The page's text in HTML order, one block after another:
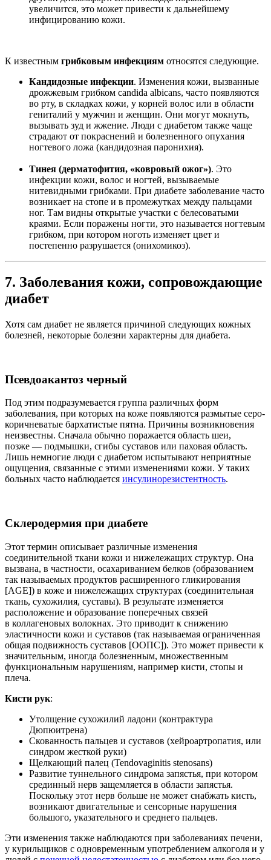
увеличится, это может привести к дальнейшему
инфицированию кожи.
К известным грибковым инфекциям относятся следующие.
Кандидозные инфекции. Изменения кожи, вызванные
дрожжевым грибком candida albicans, часто появляются
во рту, в складках кожи, у корней волос или в области
гениталий у мужчин и женщин. Они могут мокнуть,
вызывать зуд и жжение. Люди с диабетом также чаще
страдают от покраснений и болезненного опухания
ногтевого ложа (кандидозная паронихия).
Тинея (дерматофития, «ковровый ожог»). Это
инфекции кожи, волос и ногтей, вызываемые
нитевидными грибками. При диабете заболевание часто
возникает на стопе и в промежутках между пальцами
ног. Там видны открытые участки с белесоватыми
краями. Если поражены ногти, это называется ногтевым
грибком, при котором ноготь изменяет цвет и
постепенно разрушается (онихомикоз).
7. Заболевания кожи, сопровождающие
диабет
Хотя сам диабет не является причиной следующих кожных
болезней, некоторые болезни характерны для диабета.
Псевдоакантоз черный
Под этим подразумевается группа различных форм
заболевания, при которых на коже появляются размытые серо-
коричневатые бархатистые пятна. Причины возникновения
неизвестны. Сначала обычно поражается область шеи,
позже — подмышки, сгибы суставов или паховая область.
Лишь немногие люди с диабетом испытывают неприятные
ощущения, связанные с этими изменениями кожи. У таких
больных часто наблюдается инсулинорезистентность.
Склеродермия при диабете
Этот термин описывает различные изменения
соединительной ткани кожи и нижележащих структур. Она
вызвана, в частности, осахариванием белков (образованием
так называемых продуктов расширенного гликирования
[AGE]) в коже и нижележащих структурах (соединительная
ткань, сухожилия, суставы). В результате изменяется
расположение и образование поперечных связей
в коллагеновых волокнах. Это приводит к снижению
эластичности кожи и суставов (так называемая ограниченная
общая подвижность суставов [ООПС]). Это может привести к
значительным, иногда болезненным, множественным
функциональным нарушениям, например кисти, стопы и
плеча.
Кисти рук:
Утолщение сухожилий ладони (контрактура
Дюпюитрена)
Скованность пальцев и суставов (хейроартропатия, или
синдром жесткой руки)
Щелкающий палец (Tendovaginitis stenosans)
Развитие туннельного синдрома запястья, при котором
срединный нерв защемляется в области запястья.
Поскольку этот нерв больше не может снабжать кисть,
возникают двигательные и сенсорные нарушения
большого, указательного и среднего пальцев.
Эти изменения также наблюдаются при заболеваниях печени,
у курильщиков с одновременным употреблением алкоголя и у